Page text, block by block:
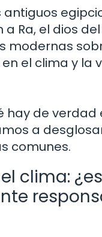
antiguos
Ra, el dios
modernas
el clima y la
hay de verdad
a
comunes.
el clima: ¿es